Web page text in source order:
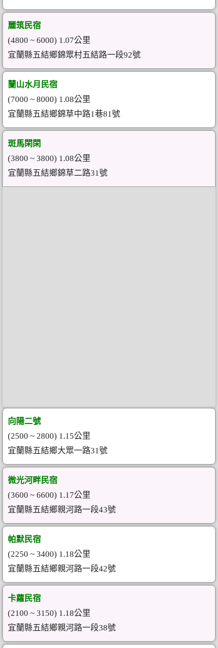
麗筑民宿
(4800 ~ 6000) 1.07公里
宜蘭縣五結鄉錦眾村五結路一段92號
蘭山水月民宿
(7000 ~ 8000) 1.08公里
宜蘭縣五結鄉錦草中路1巷81號
斑馬閑閑
(3800 ~ 3800) 1.08公里
宜蘭縣五結鄉錦草二路31號
向陽二號
(2500 ~ 2800) 1.15公里
宜蘭縣五結鄉大眾一路31號
微光河畔民宿
(3600 ~ 6600) 1.17公里
宜蘭縣五結鄉親河路一段43號
帕默民宿
(2250 ~ 3400) 1.18公里
宜蘭縣五結鄉親河路一段42號
卡蘿民宿
(2100 ~ 3150) 1.18公里
宜蘭縣五結鄉親河路一段38號